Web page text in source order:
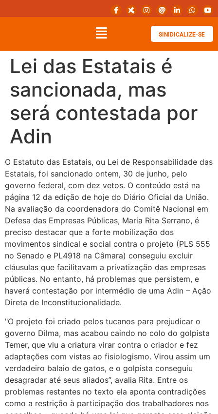
SINIDICALIZE-SE
Lei das Estatais é
sancionada, mas
será contestada por
Adin
O Estatuto das Estatais, ou Lei de Responsabilidade das
Estatais, foi sancionado ontem, 30 de junho, pelo
governo federal, com dez vetos. O conteúdo está na
página 12 da edição de hoje do Diário Oficial da União.
Na avaliação da coordenadora do Comitê Nacional em
Defesa das Empresas Públicas, Maria Rita Serrano, é
preciso destacar que a forte mobilização dos
movimentos sindical e social contra o projeto (PLS 555
no Senado e PL4918 na Câmara) conseguiu excluir
cláusulas que facilitavam a privatização das empresas
públicas. No entanto, há problemas que persistem, e
haverá contestação por intermédio de uma Adin – Ação
Direta de Inconstitucionalidade.
"O projeto foi criado pelos tucanos para prejudicar o
governo Dilma, mas acabou caindo no colo do golpista
Temer, que viu a criatura virar contra o criador e fez
adaptações com vistas ao fisiologismo. Virou assim um
verdadeiro balaio de gatos, e o golpista conseguiu
desagradar até seus aliados”, avalia Rita. Entre os
problemas restantes no texto ela aponta contradições
como a restrição à participação dos trabalhadores nos